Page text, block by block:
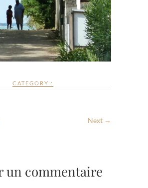
CATEGORY :
Next →
un commentaire